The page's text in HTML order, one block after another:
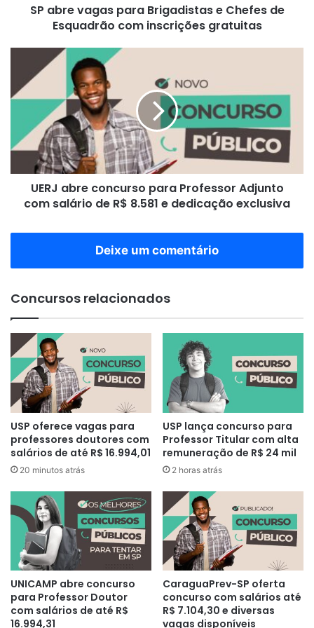
inscrições
SP abre vagas para Brigadistas e Chefes de
Esquadrão com inscrições gratuitas
concurso
para
Professor
Adjunto
com
de
8.581
dedicação
UERJ abre concurso para Professor Adjunto
com salário de R$ 8.581 e dedicação exclusiva
Deixe um comentário
Concursos relacionados
USP oferece vagas para
professores doutores com
salários de até R$ 16.994,01
20 minutos atrás
USP lança concurso para
Professor Titular com alta
remuneração de R$ 24 mil
2 horas atrás
UNICAMP abre concurso
para Professor Doutor
com salários de até R$
16.994,31
CaraguaPrev-SP oferta
concurso com salários até
R$ 7.104,30 e diversas
vagas disponíveis